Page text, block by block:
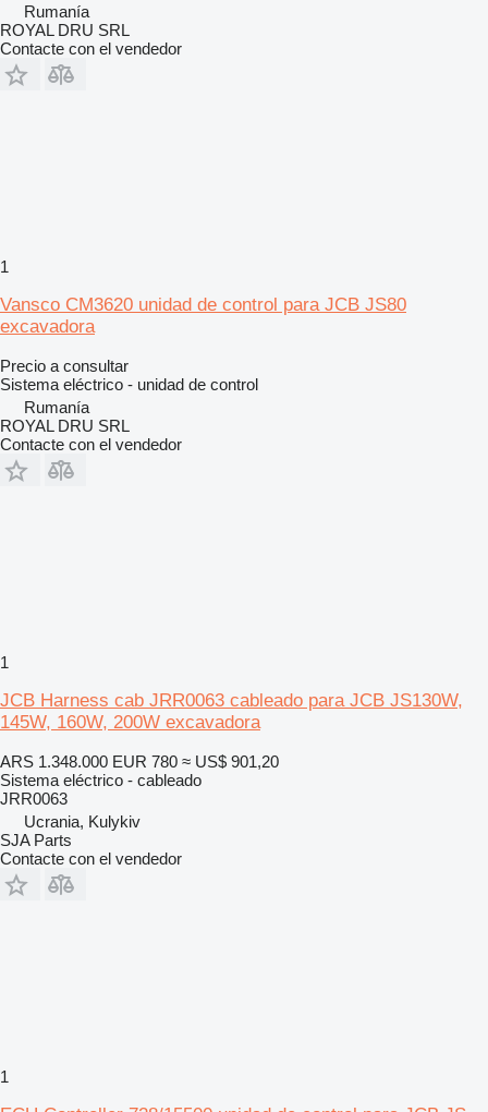
Rumanía
ROYAL DRU SRL
Contacte con el vendedor
1
Vansco CM3620 unidad de control para JCB JS80
excavadora
Precio a consultar
Sistema eléctrico - unidad de control
Rumanía
ROYAL DRU SRL
Contacte con el vendedor
1
JCB Harness cab JRR0063 cableado para JCB JS130W,
145W, 160W, 200W excavadora
ARS 1.348.000 EUR 780 ≈ US$ 901,20
Sistema eléctrico - cableado
JRR0063
Ucrania, Kulykiv
SJA Parts
Contacte con el vendedor
1